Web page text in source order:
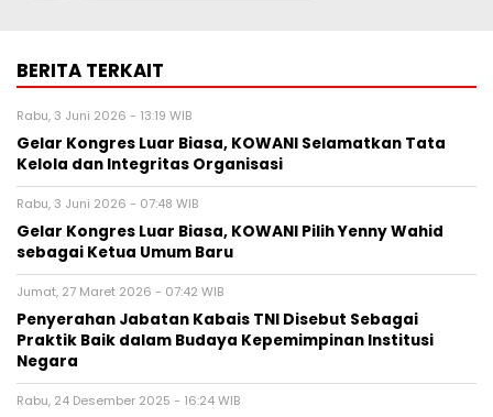
BERITA TERKAIT
Rabu, 3 Juni 2026 - 13:19 WIB
Gelar Kongres Luar Biasa, KOWANI Selamatkan Tata
Kelola dan Integritas Organisasi
Rabu, 3 Juni 2026 - 07:48 WIB
Gelar Kongres Luar Biasa, KOWANI Pilih Yenny Wahid
sebagai Ketua Umum Baru
Jumat, 27 Maret 2026 - 07:42 WIB
Penyerahan Jabatan Kabais TNI Disebut Sebagai
Praktik Baik dalam Budaya Kepemimpinan Institusi
Negara
Rabu, 24 Desember 2025 - 16:24 WIB